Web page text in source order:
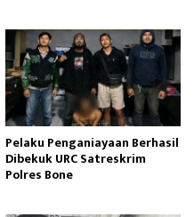
Pelaku Penganiayaan Berhasil
Dibekuk URC Satreskrim
Polres Bone